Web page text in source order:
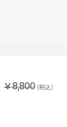
￥8,800 (税込)